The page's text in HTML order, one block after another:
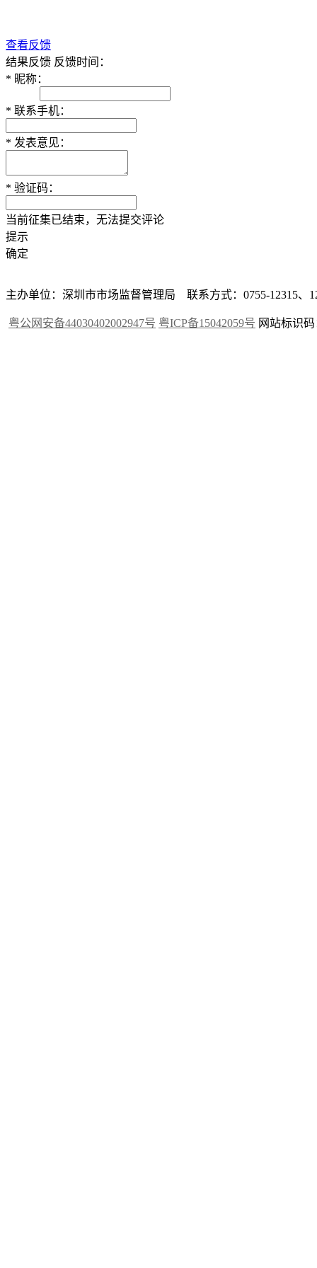
查看反馈
结果反馈 反馈时间：
* 昵称：
* 联系手机：
* 发表意见：
* 验证码：
当前征集已结束，无法提交评论
提示
确定
主办单位：深圳市市场监督管理局 联系方式：0755-12315、
粤公网安备44030402002947号 粤ICP备15042059号 网站标识码